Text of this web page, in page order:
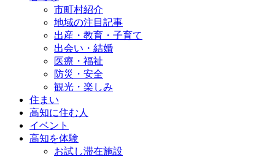
市町村紹介
地域の注目記事
出産・教育・子育て
出会い・結婚
医療・福祉
防災・安全
観光・楽しみ
住まい
高知に住む人
イベント
高知を体験
お試し滞在施設